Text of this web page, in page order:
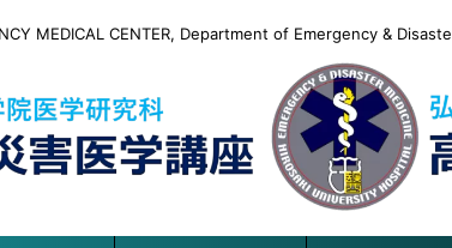
MEDICAL CENTER, Department of Emergency &